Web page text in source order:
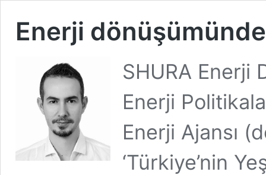
Enerji
SHURA Enerji
Enerji
Enerji Ajansı
‘Türkiye’nin